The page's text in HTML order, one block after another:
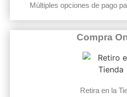
Múltiples opciones de pago
Compra
Retira en la